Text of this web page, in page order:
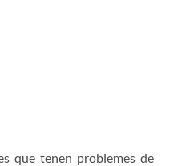
que tenen problemes de